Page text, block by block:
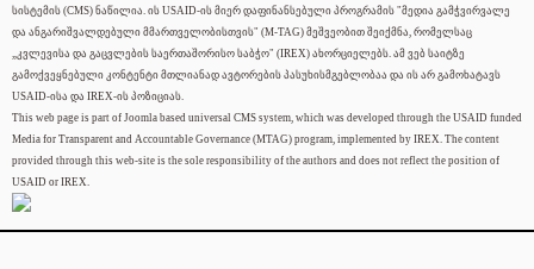
სისტემის (CMS) ნაწილია. ის USAID-ის მიერ დაფინანსებული პროგრამის "მედია გამჭვირვალე
და ანგარიშვალდებული მმართველობისთვის" (M-TAG) მეშვეობით შეიქმნა, რომელსაც
„კვლევისა და გაცვლების საერთაშორისო საბჭო" (IREX) ახორციელებს. ამ ვებ საიტზე
გამოქვეყნებული კონტენტი მთლიანად ავტორების პასუხისმგებლობაა და ის არ გამოხატავს
USAID-ისა და IREX-ის პოზიციას.
This web page is part of Joomla based universal CMS system, which was developed through the USAID funded
Media for Transparent and Accountable Governance (MTAG) program, implemented by IREX. The content
provided through this web-site is the sole responsibility of the authors and does not reflect the position of
USAID or IREX.